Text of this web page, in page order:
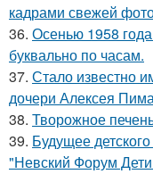
кадрами свежей
36. Осенью 1958
буквально по часам.
37. Стало известно
дочери Алексея
38. Творожное
39. Будущее
"Невский Форум